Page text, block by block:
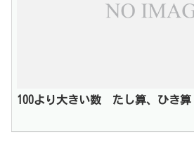
100より大きい数 たし算、ひき